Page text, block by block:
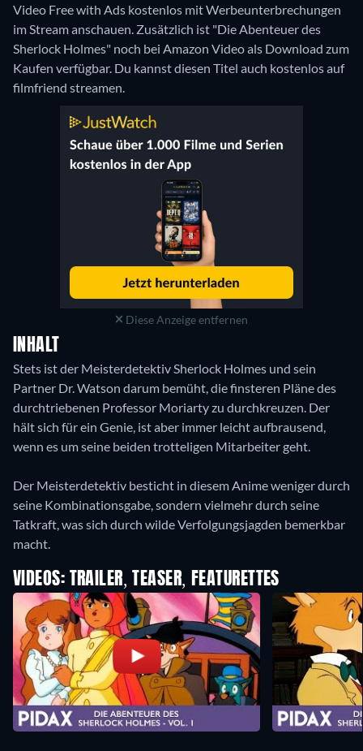
Video Free with Ads kostenlos mit Werbeunterbrechungen
im Stream anschauen. Zusätzlich ist "Die Abenteuer des
Sherlock Holmes" noch bei Amazon Video als Download zum
Kaufen verfügbar. Du kannst diesen Titel auch kostenlos auf
filmfriend streamen.
Diese Anzeige entfernen
INHALT
Stets ist der Meisterdetektiv Sherlock Holmes und sein
Partner Dr. Watson darum bemüht, die finsteren Pläne des
durchtriebenen Professor Moriarty zu durchkreuzen. Der
hält sich für ein Genie, ist aber immer leicht aufbrausend,
wenn es um seine beiden trotteligen Mitarbeiter geht.
Der Meisterdetektiv besticht in diesem Anime weniger durch
seine Kombinationsgabe, sondern vielmehr durch seine
Tatkraft, was sich durch wilde Verfolgungsjagden bemerkbar
macht.
VIDEOS: TRAILER, TEASER, FEATURETTES